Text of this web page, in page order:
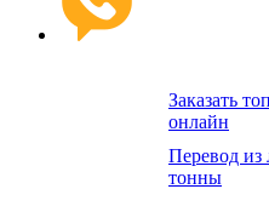
Заказать
онлайн
Перевод из
тонны